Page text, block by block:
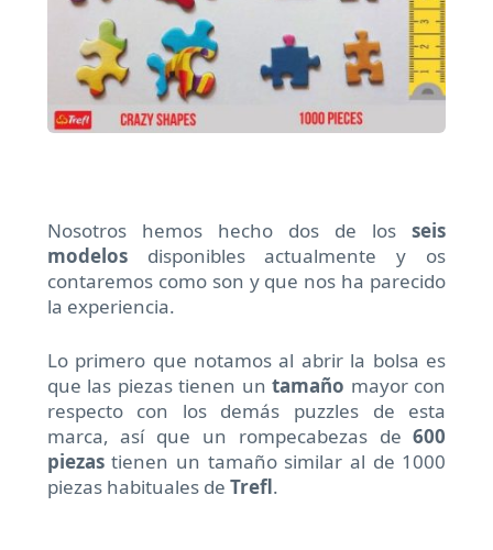
Nosotros hemos hecho dos de losseis
modelosdisponibles actualmente y os
contaremos como son y que nos ha parecido
la experiencia.
Lo primero que notamos al abrir la bolsa es
que las piezas tienen untamaño mayor con
respecto con los demás puzzles de esta
marca, así que un rompecabezas de600
piezastienen un tamaño similar al de 1000
piezas habituales de Trefl.